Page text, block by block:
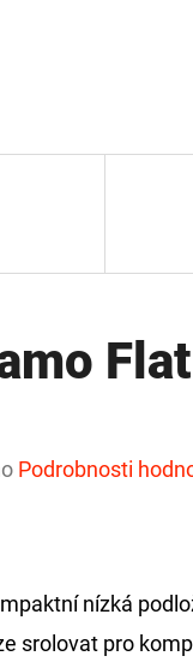
Podrobnosti
nízká
srolovat pro